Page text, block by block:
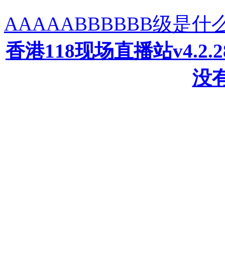
AAAAABBBBBB级是什
香港118现场直播站
没